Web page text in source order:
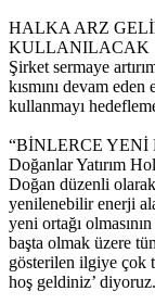
HALKA ARZ
KULLANILACAK
Şirket sermaye
kısmını devam eden
kullanmayı
“BİNLERCE
Doğanlar Yatırım
Doğan düzenli
yenilenebilir enerji
yeni ortağı
başta olmak üzere
gösterilen ilgiye çok
hoş geldiniz’